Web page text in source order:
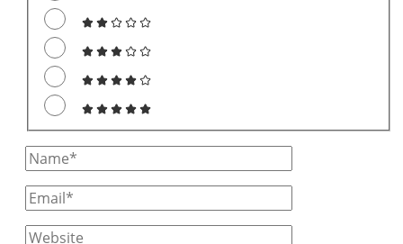
Full
Name
Email
Website